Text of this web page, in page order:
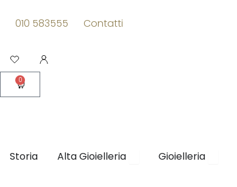
010 583555 Contatti
0
Carrello
Storia Alta Gioielleria Apri Alta Gioielleria
Gioielleria Apri